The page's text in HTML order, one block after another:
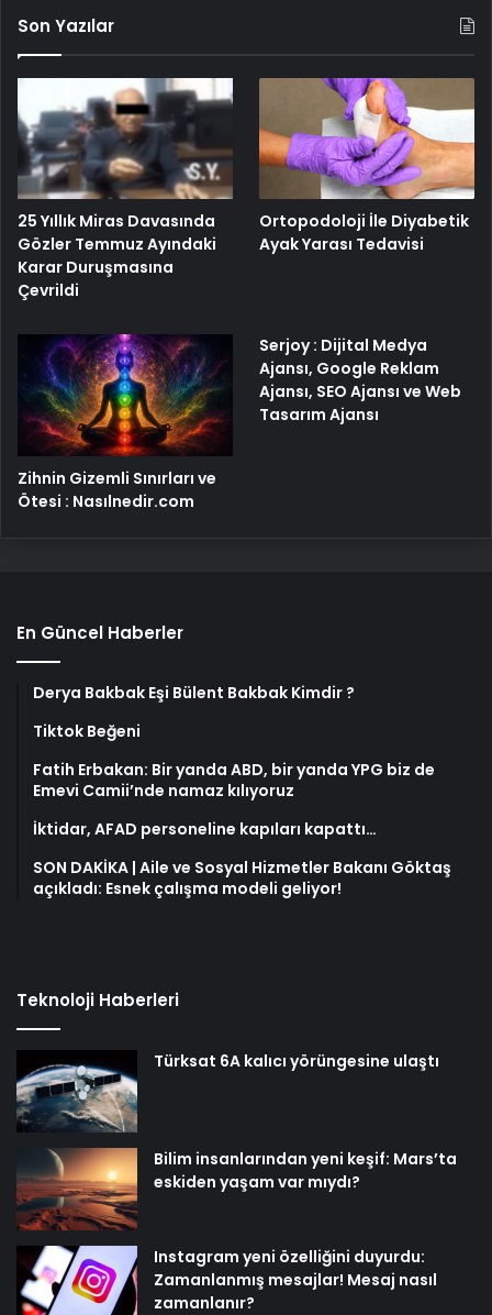
Son Yazılar
25 Yıllık Miras Davasında
Gözler Temmuz Ayındaki
Karar Duruşmasına
Çevrildi
Ortopodoloji İle Diyabetik
Ayak Yarası Tedavisi
Zihnin Gizemli Sınırları ve
Ötesi : Nasılnedir.com
Serjoy : Dijital Medya
Ajansı, Google Reklam
Ajansı, SEO Ajansı ve Web
Tasarım Ajansı
En Güncel Haberler
Derya Bakbak Eşi Bülent Bakbak Kimdir ?
Tiktok Beğeni
Fatih Erbakan: Bir yanda ABD, bir yanda YPG biz de
Emevi Camii’nde namaz kılıyoruz
İktidar, AFAD personeline kapıları kapattı…
SON DAKİKA | Aile ve Sosyal Hizmetler Bakanı Göktaş
açıkladı: Esnek çalışma modeli geliyor!
Teknoloji Haberleri
Türksat 6A kalıcı yörüngesine ulaştı
Bilim insanlarından yeni keşif: Mars’ta
eskiden yaşam var mıydı?
Instagram yeni özelliğini duyurdu:
Zamanlanmış mesajlar! Mesaj nasıl
zamanlanır?